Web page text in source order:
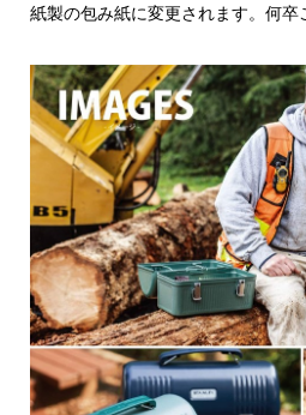
紙製の包み紙に変更されます。何卒